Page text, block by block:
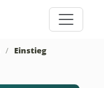
Einstieg